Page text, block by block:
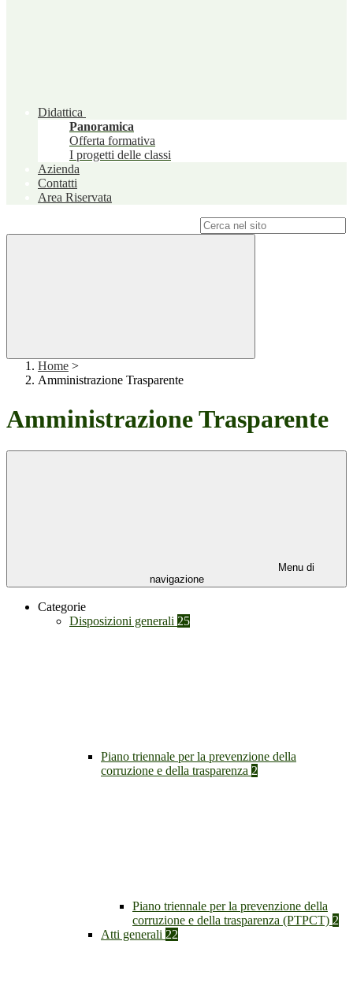
Didattica
Panoramica
Offerta formativa
I progetti delle classi
Azienda
Contatti
Area Riservata
Home >
Amministrazione Trasparente
Amministrazione Trasparente
Menu di
navigazione
Categorie
Disposizioni generali 25
Piano triennale per la prevenzione della
corruzione e della trasparenza 2
Piano triennale per la prevenzione della
corruzione e della trasparenza (PTPCT) 2
Atti generali 22